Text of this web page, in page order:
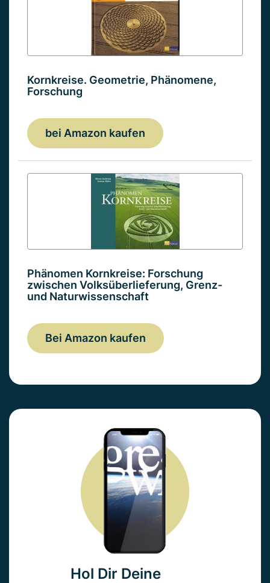
Kornkreise. Geometrie, Phänomene,
Forschung
bei Amazon kaufen
Phänomen Kornkreise: Forschung
zwischen Volksüberlieferung, Grenz-
und Naturwissenschaft
Bei Amazon kaufen
Hol Dir Deine